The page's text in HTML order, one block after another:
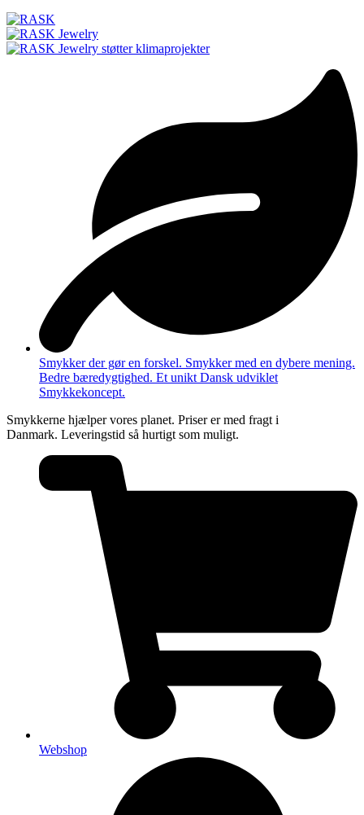
Smykker der gør en forskel. Smykker med en dybere mening.
Bedre bæredygtighed. Et unikt Dansk udviklet
Smykkekoncept.
Smykkerne hjælper vores planet. Priser er med fragt i
Danmark. Leveringstid så hurtigt som muligt.
Webshop